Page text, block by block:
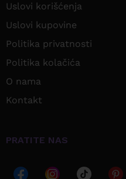
Uslovi korišćenja
Uslovi kupovine
Politika privatnosti
Politika kolačića
O nama
Kontakt
PRATITE NAS